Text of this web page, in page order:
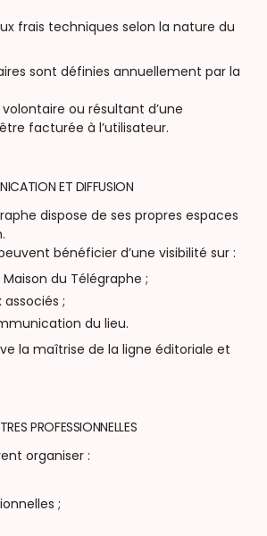
frais techniques selon la nature du
sont définies annuellement par la
ou résultant d’une
facturée à l’utilisateur.
ET DIFFUSION
dispose de ses propres espaces
bénéficier d’une visibilité sur :
du Télégraphe ;
;
du lieu.
la maîtrise de la ligne éditoriale et
PROFESSIONNELLES
organiser :
;